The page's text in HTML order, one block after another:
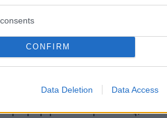
CONFIRM
Data Deletion Data Access
την αντιπολίτευση με
Ανέφερε
δυστυχημάτων στην
Ολομέλεια, ερωτώντας
όπως την ολοκλήρωση
έργων ασφάλειας, ενώ